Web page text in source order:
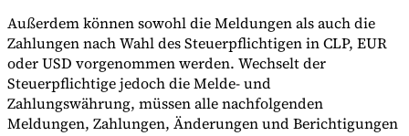
Außerdem können sowohl die Meldungen als auch die
Zahlungen nach Wahl des Steuerpflichtigen in CLP, EUR
oder USD vorgenommen werden. Wechselt der
Steuerpflichtige jedoch die Melde- und
Zahlungswährung, müssen alle nachfolgenden
Meldungen, Zahlungen, Änderungen und Berichtigungen